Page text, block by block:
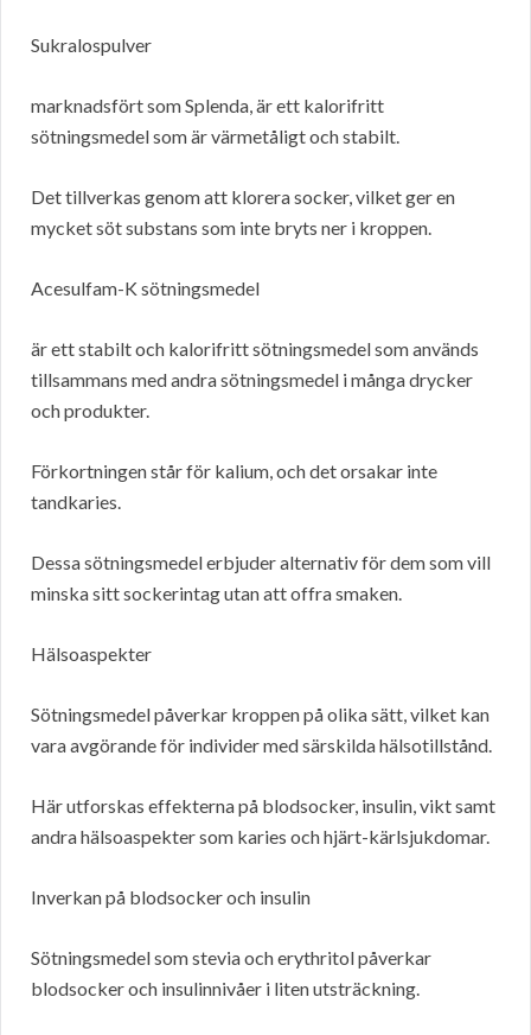
Sukralospulver
marknadsfört som Splenda, är ett kalorifritt
sötningsmedel som är värmetåligt och stabilt.
Det tillverkas genom att klorera socker, vilket ger en
mycket söt substans som inte bryts ner i kroppen.
Acesulfam-K sötningsmedel
är ett stabilt och kalorifritt sötningsmedel som används
tillsammans med andra sötningsmedel i många drycker
och produkter.
Förkortningen står för kalium, och det orsakar inte
tandkaries.
Dessa sötningsmedel erbjuder alternativ för dem som vill
minska sitt sockerintag utan att offra smaken.
Hälsoaspekter
Sötningsmedel påverkar kroppen på olika sätt, vilket kan
vara avgörande för individer med särskilda hälsotillstånd.
Här utforskas effekterna på blodsocker, insulin, vikt samt
andra hälsoaspekter som karies och hjärt-kärlsjukdomar.
Inverkan på blodsocker och insulin
Sötningsmedel som stevia och erythritol påverkar
blodsocker och insulinnivåer i liten utsträckning.